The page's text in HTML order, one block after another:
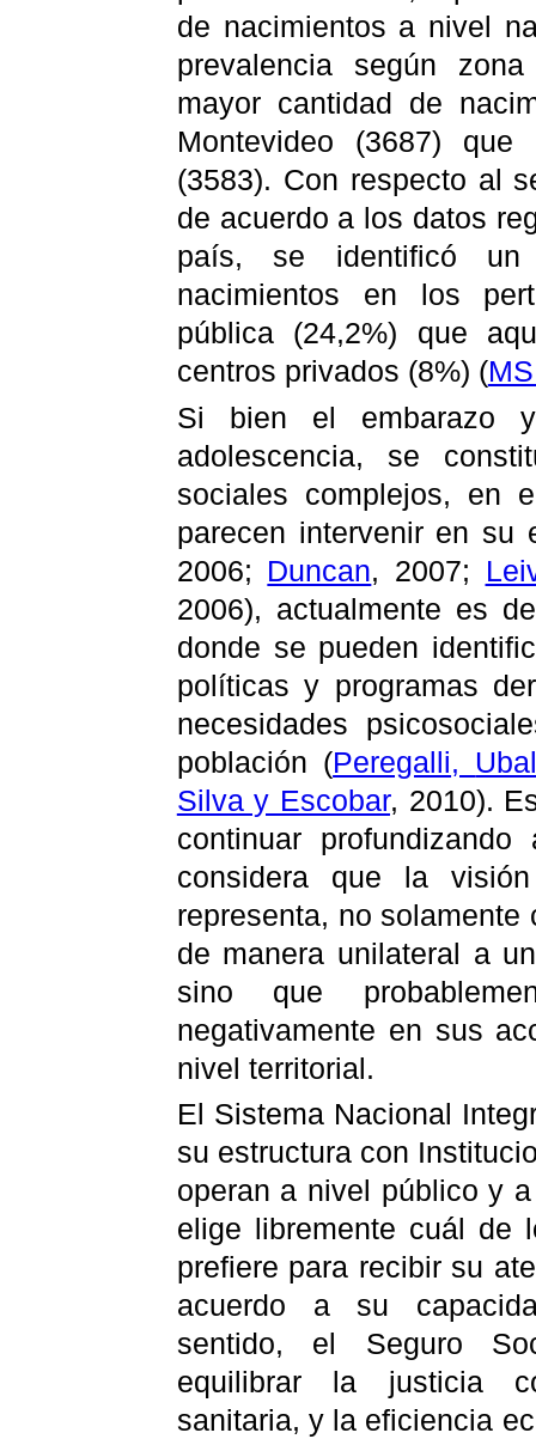
de nacimientos a nivel
prevalencia según
mayor cantidad de
Montevideo (3687)
(3583). Con respecto al
de acuerdo a los datos
país, se identificó un
nacimientos en los
pública (24,2%) que
centros privados (8%) (
Si bien el embarazo
adolescencia, se
sociales complejos, en
parecen intervenir en su
2006; Duncan, 2007;
2006), actualmente es
donde se pueden
políticas y programas
necesidades
población (Peregalli,
Silva y Escobar, 2010).
continuar
considera que la
representa, no
de manera unilateral a
sino que
negativamente en sus
nivel territorial.
El Sistema Nacional
su estructura con
operan a nivel público y
elige libremente cuál de
prefiere para recibir su
acuerdo a su
sentido, el Seguro
equilibrar la justicia
sanitaria, y la eficiencia